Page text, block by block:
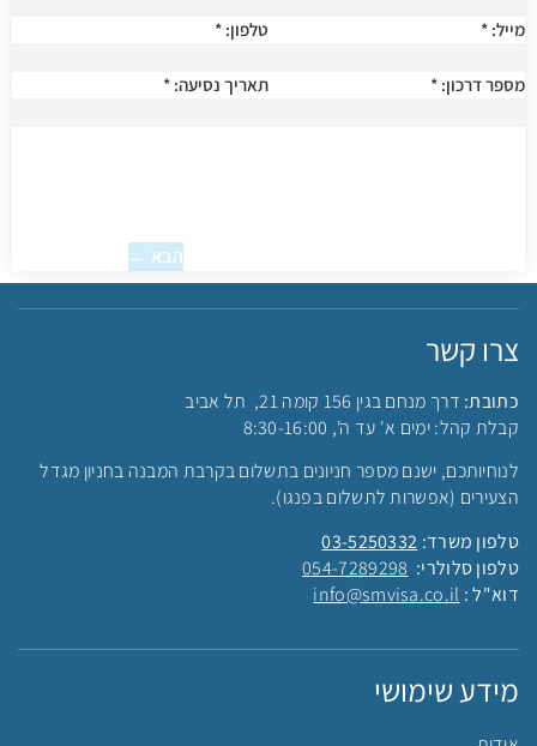
מייל: * טלפון: *
מספר דרכון: * תאריך נסיעה: *
הבא ←
צרו קשר
כתובת: דרך מנחם בגין 156 קומה 21, תל אביב
קבלת קהל: ימים א' עד ה', 8:30-16:00
לנוחיותכם, ישנם מספר חניונים בתשלום בקרבת המבנה בחניון מגדל
הצעירים (אפשרות לתשלום בפנגו).
טלפון משרד: 03-5250332
טלפון סלולרי: 054-7289298
דוא"ל : info@smvisa.co.il
מידע שימושי